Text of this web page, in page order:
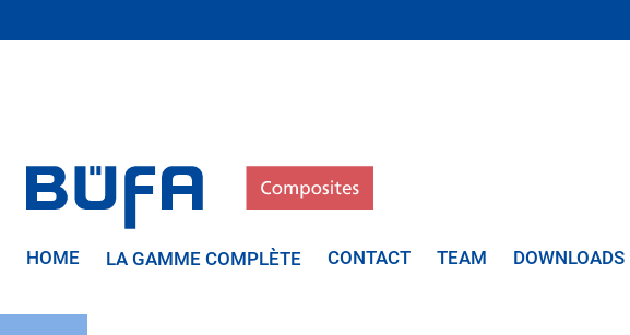
HOME LA GAMME COMPLÈTE CONTACT TEAM DOWNLOADS